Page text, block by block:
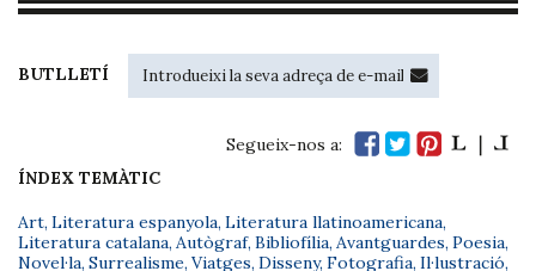
BUTLLETÍ
Segueix-nos a:
ÍNDEX TEMÀTIC
Art, Literatura espanyola, Literatura llatinoamericana,
Literatura catalana, Autògraf, Bibliofília, Avantguardes, Poesia,
Novel·la, Surrealisme, Viatges, Disseny, Fotografia, Il·lustració,